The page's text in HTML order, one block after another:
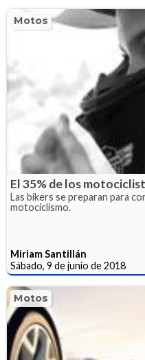
Motos
El 35% de los
Las bikers se preparan para
motociclismo.
Miriam Santillán
Sábado, 9 de junio de 2018
Motos